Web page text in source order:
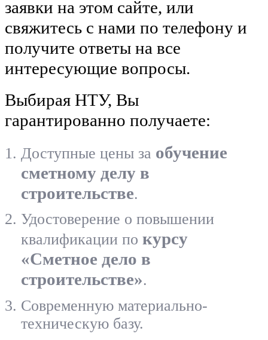
заявки на этом сайте, или
свяжитесь с нами по телефону и
получите ответы на все
интересующие вопросы.
Выбирая НТУ, Вы
гарантированно получаете:
Доступные цены за обучение
сметному делу в
строительстве.
Удостоверение о повышении
квалификации покурсу
«Сметное дело в
строительстве».
Современную материально-
техническую базу.